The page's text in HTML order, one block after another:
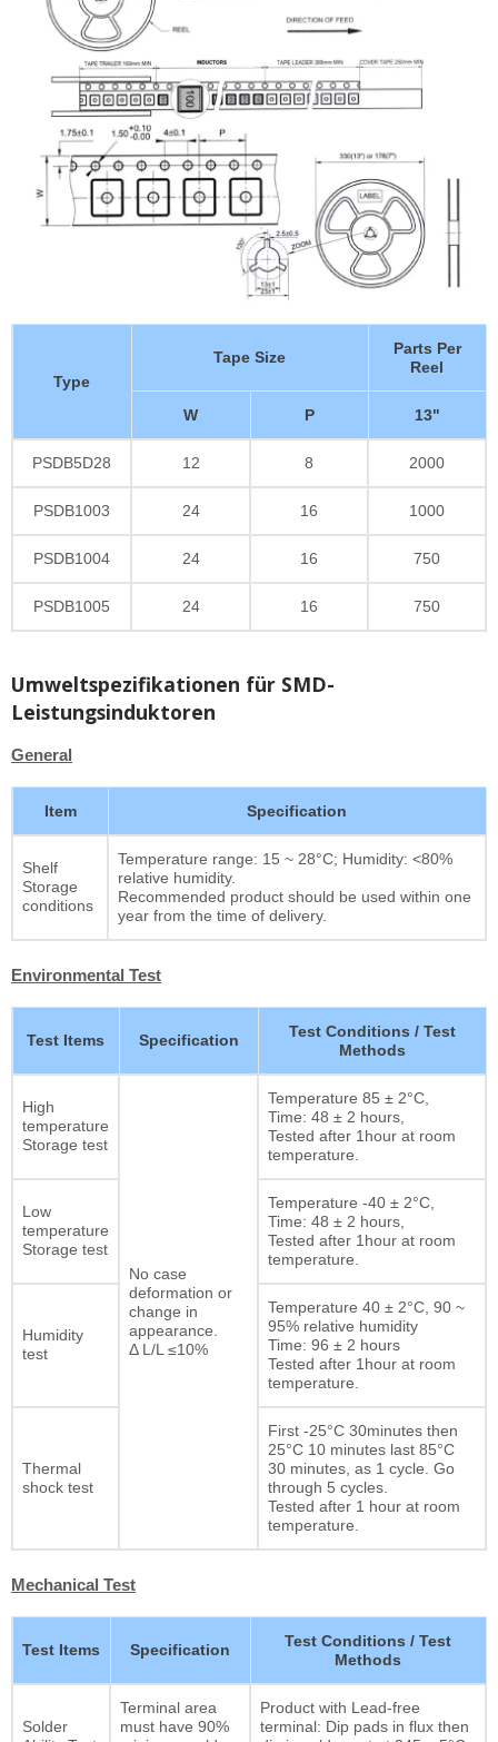
Type
Tape Size
Parts Per
Reel
W P 13"
PSDB5D28 12 8 2000
PSDB1003 24 16 1000
PSDB1004 24 16 750
PSDB1005 24 16 750
Umweltspezifikationen für SMD-
Leistungsinduktoren
General
Item Specification
Shelf
Storage
conditions
Temperature range: 15 ~ 28°C; Humidity: <80%
relative humidity.
Recommended product should be used within one
year from the time of delivery.
Environmental Test
Test Items Specification
Test Conditions / Test
Methods
High
temperature
Storage test
No case
deformation or
change in
appearance.
Δ L/L ≤10%
Temperature 85 ± 2°C,
Time: 48 ± 2 hours,
Tested after 1hour at room
temperature.
Low
temperature
Storage test
Temperature -40 ± 2°C,
Time: 48 ± 2 hours,
Tested after 1hour at room
temperature.
Humidity
test
Temperature 40 ± 2°C, 90 ~
95% relative humidity
Time: 96 ± 2 hours
Tested after 1hour at room
temperature.
Thermal
shock test
First -25°C 30minutes then
25°C 10 minutes last 85°C
30 minutes, as 1 cycle. Go
through 5 cycles.
Tested after 1 hour at room
temperature.
Mechanical Test
Test Items Specification
Test Conditions / Test
Methods
Solder
Terminal area
must have 90%
Product with Lead-free
terminal: Dip pads in flux then